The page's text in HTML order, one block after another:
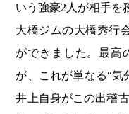
いう強豪2人が相手を
大橋ジムの大橋秀行
ができました。最高
が、これが単なる“気
井上自身がこの出稽